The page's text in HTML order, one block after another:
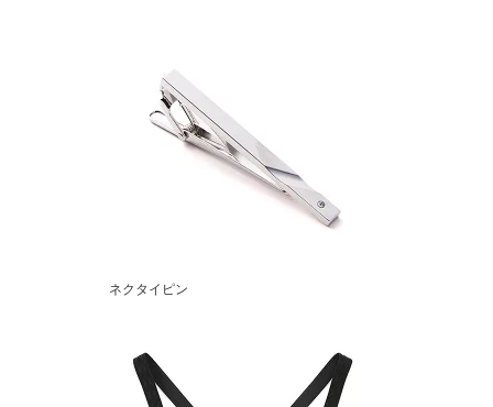
ネクタイピン